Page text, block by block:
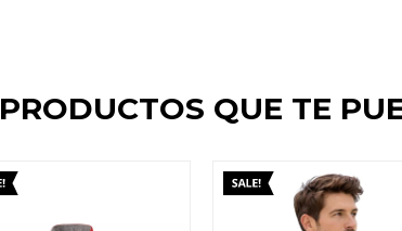
PRODUCTOS QUE TE